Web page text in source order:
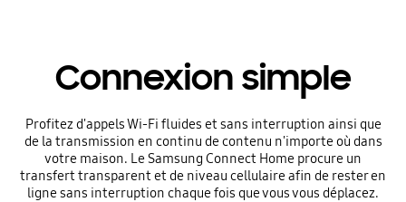
Connexion simple
Profitez d'appels Wi-Fi fluides et sans interruption ainsi que
de la transmission en continu de contenu n'importe où dans
votre maison. Le Samsung Connect Home procure un
transfert transparent et de niveau cellulaire afin de rester en
ligne sans interruption chaque fois que vous vous déplacez.